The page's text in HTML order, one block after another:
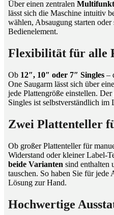
Über einen zentralen
lässt sich die Maschine intuitiv
wählen, Absaugung starten
Bedienelement.
Flexibilität für alle
Ob 12″, 10″ oder 7″ Singles –
One Saugarm lässt sich über
jede Plattengröße einstellen.
Singles ist selbstverständlich im
Zwei Plattenteller
Ob großer Plattenteller für
Widerstand oder kleiner Label-
beide Varianten sind enthalten
tauschen. So haben Sie für
Lösung zur Hand.
Hochwertige